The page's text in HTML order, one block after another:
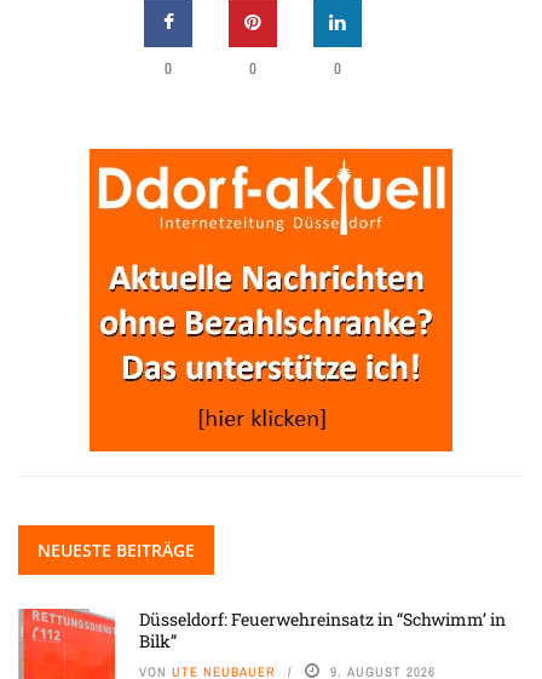
0 0 0
NEUESTE BEITRÄGE
Düsseldorf: Feuerwehreinsatz in “Schwimm’ in
Bilk”
VON UTE NEUBAUER 9. AUGUST 2026